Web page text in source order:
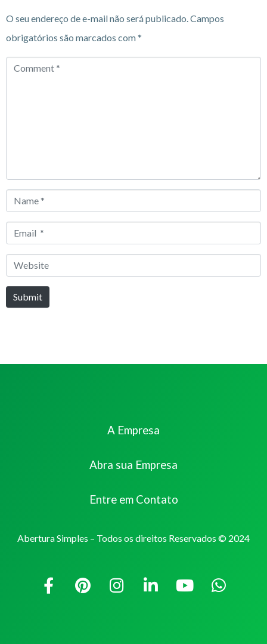
O seu endereço de e-mail não será publicado.Campos
obrigatórios são marcados com*
Comment
Name
Email
Website
Submit
A Empresa
Abra sua Empresa
Entre em Contato
Abertura Simples – Todos os direitos Reservados © 2024